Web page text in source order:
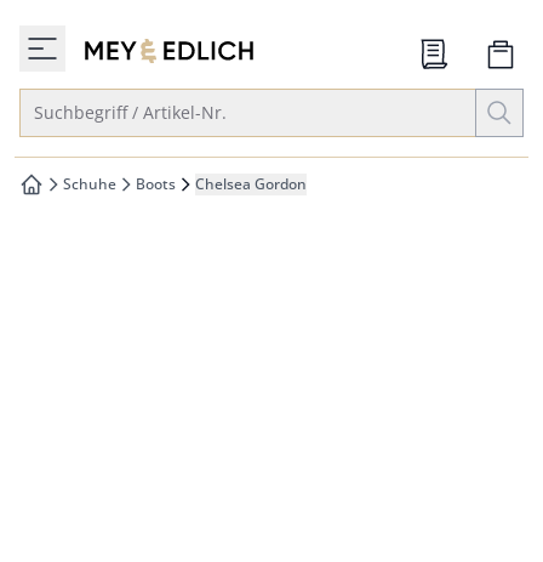
springen
springen
zur Startseite
Suchbegriff / Artikel-Nr.
zur Startseite
Schuhe Boots Chelsea Gordon